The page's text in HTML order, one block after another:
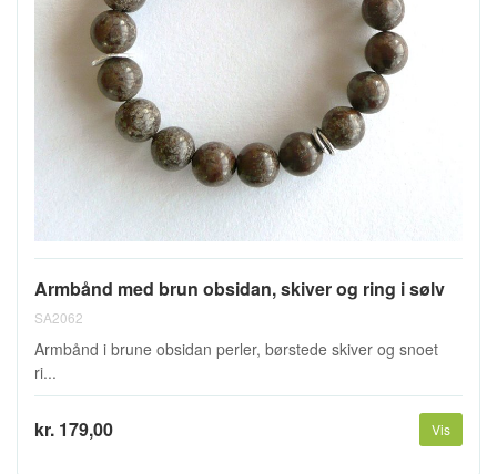
Armbånd med brun obsidan, skiver og ring i sølv
SA2062
Armbånd i brune obsidan perler, børstede skiver og snoet
ri...
kr. 179,00 Vis